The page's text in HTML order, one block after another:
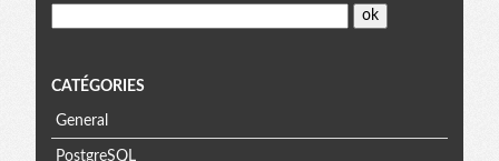
CATÉGORIES
General
PostgreSQL